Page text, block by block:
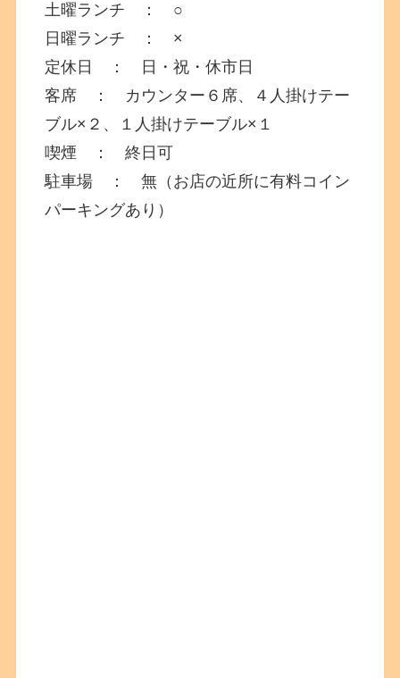
土曜ランチ ： ○
日曜ランチ ： ×
定休日 ： 日・祝・休市日
客席 ： カウンター６席、４人掛けテー
ブル×２、１人掛けテーブル×１
喫煙 ： 終日可
駐車場 ： 無（お店の近所に有料コイン
パーキングあり）